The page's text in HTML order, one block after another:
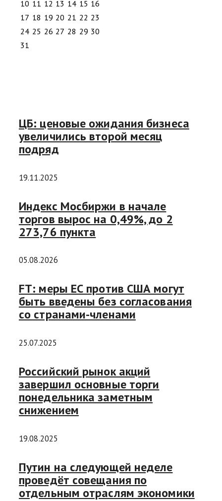
10 11 12 13 14 15 16
17 18 19 20 21 22 23
24 25 26 27 28 29 30
31
ЦБ: ценовые ожидания бизнеса
увеличились второй месяц
подряд
19.11.2025
Индекс Мосбиржи в начале
торгов вырос на 0,49%, до 2
273,76 пункта
05.08.2026
FT: меры ЕС против США могут
быть введены без согласования
со странами-членами
25.07.2025
Российский рынок акций
завершил основные торги
понедельника заметным
снижением
19.08.2025
Путин на следующей неделе
проведёт совещания по
отдельным отраслям экономики